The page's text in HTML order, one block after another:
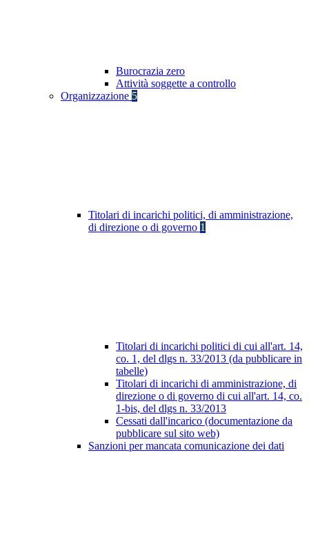
Burocrazia zero
Attività soggette a controllo
Organizzazione 5
Titolari di incarichi politici, di amministrazione,
di direzione o di governo 1
Titolari di incarichi politici di cui all'art. 14,
co. 1, del dlgs n. 33/2013 (da pubblicare in
tabelle)
Titolari di incarichi di amministrazione, di
direzione o di governo di cui all'art. 14, co.
1-bis, del dlgs n. 33/2013
Cessati dall'incarico (documentazione da
pubblicare sul sito web)
Sanzioni per mancata comunicazione dei dati